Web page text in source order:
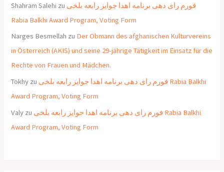
Shahram Salehi zu فورم رای دهی برنامه اهدا جوایز رابعه بلخی
Rabia Balkhi Award Program, Voting Form
Narges Besmellah zu Der Obmann des afghanischen Kulturvereins
in Österreich (AKIS) und seine 29-jährige Tätigkeit im Einsatz für die
Rechte von Frauen und Mädchen.
Tokhy zu فورم رای دهی برنامه اهدا جوایز رابعه بلخی Rabia Balkhi
Award Program, Voting Form
Valy zu فورم رای دهی برنامه اهدا جوایز رابعه بلخی Rabia Balkhi
Award Program, Voting Form